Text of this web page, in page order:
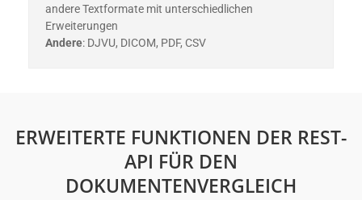
andere Textformate mit unterschiedlichen
Erweiterungen
Andere: DJVU, DICOM, PDF, CSV
ERWEITERTE FUNKTIONEN DER REST-
API FÜR DEN
DOKUMENTENVERGLEICH